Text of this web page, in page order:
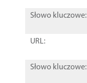
Słowo kluczowe:
URL:
Słowo kluczowe: